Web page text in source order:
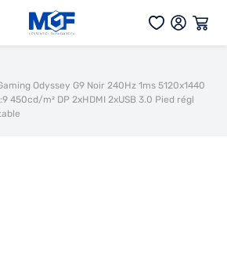
Odyssey G9 Noir 240Hz 1ms 5120x1440
450cd/m² DP 2xHDMI 2xUSB 3.0 Pied régl